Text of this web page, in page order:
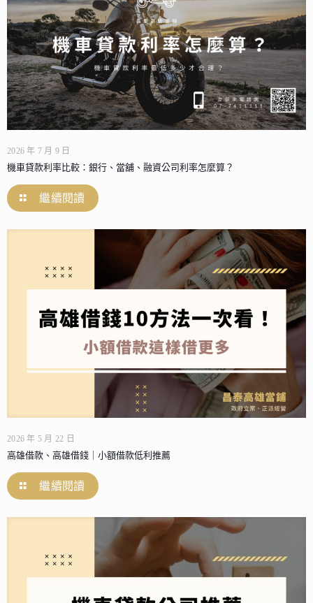
2026 年 7 月 9 日
機車貸款利率比較：銀行、當舖、融資公司利率怎麼算？
繼續閱讀
2026 年 5 月 22 日
高雄借款、高雄借錢｜小額借款低利推薦
繼續閱讀